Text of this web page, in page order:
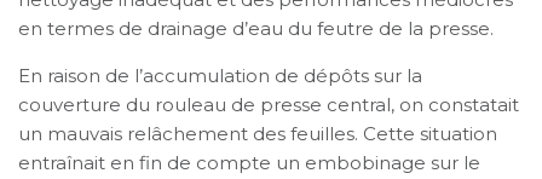
en termes de drainage d’eau du feutre de la presse.
En raison de l’accumulation de dépôts sur la
couverture du rouleau de presse central, on constatait
un mauvais relâchement des feuilles. Cette situation
entraînait en fin de compte un embobinage sur le